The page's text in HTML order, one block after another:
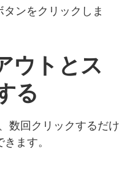
タンをクリックしま
ウトとス
る
数回クリックするだけ
ます。